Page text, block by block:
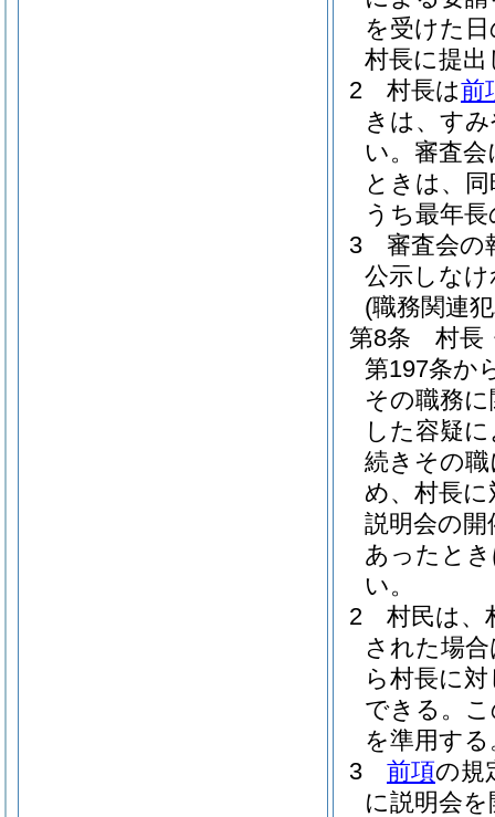
を受けた
村長に提
2
村長は前
きは、す
い。 審査
ときは、
うち最年
3
審査会の
公示しな
(職務関連
第8条
村長
第197条か
その職務
した容疑
続きその
め、村長
説明会の
あったと
い。
2
村民は、
された場
ら村長に
できる。
を準用する
3
前項の規
に説明会